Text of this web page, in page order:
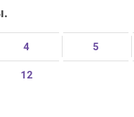
4 5
12